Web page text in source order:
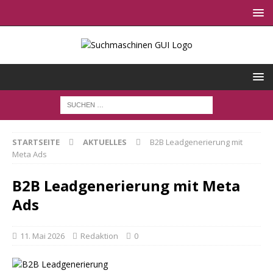
STARTSEITE AKTUELLES
B2B Leadgenerierung mit
Meta Ads
B2B Leadgenerierung mit Meta
Ads
11. Mai 2026 Redaktion 0